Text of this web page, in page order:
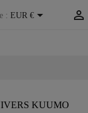
: EUR € 
KUUMO